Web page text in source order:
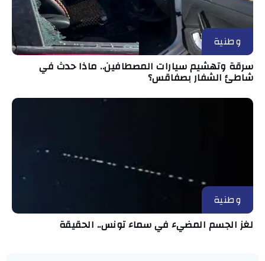
وطنية
سرقة وتهشيم سيارات المصطافين.. ماذا حدث في
شاطئ الشفار بصفاقس؟
وطنية
لغز الجسم المضيء في سماء تونس.. الحقيقة